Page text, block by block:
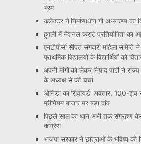
भ्रम
कलेक्टर ने निर्माणाधीन गौ अभ्यारण्य का
हुगली में नेशनल कराटे प्रतियोगिता का
एनटीपीसी सीपत संगवारी महिला समिति
प्राथमिक विद्यालयों के विद्यार्थियों को
अपनी मांगों को लेकर निषाद पार्टी ने
के अध्यक्ष से की चर्चा
ओनिडा का ‘रीवायर्ड’ अवतार, 100-इंच
प्रीमियम बाजार पर बड़ा दांव
पिछले साल का धान अभी तक संग्रहण
कांग्रेस
भाजपा सरकार ने छात्राओं के भविष्य को